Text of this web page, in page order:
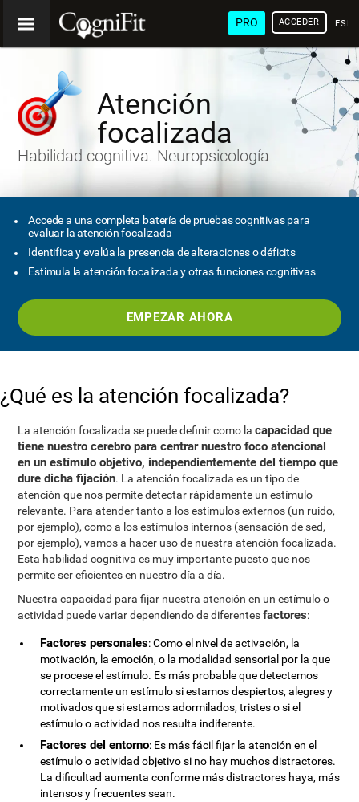
PRO ACCEDER
Atención
focalizada
Habilidad cognitiva. Neuropsicología
Accede a una completa batería de pruebas cognitivas para
evaluar la atención focalizada
Identifica y evalúa la presencia de alteraciones o déficits
Estimula la atención focalizada y otras funciones cognitivas
EMPEZAR AHORA
¿Qué es la atención focalizada?
La atención focalizada se puede definir como lacapacidad que
tiene nuestro cerebro para centrar nuestro foco atencional
en un estímulo objetivo, independientemente del tiempo que
dure dicha fijación. La atención focalizada es un tipo de
atención que nos permite detectar rápidamente un estímulo
relevante. Para atender tanto a los estímulos externos (un ruido,
por ejemplo), como a los estímulos internos (sensación de sed,
por ejemplo), vamos a hacer uso de nuestra atención focalizada.
Esta habilidad cognitiva es muy importante puesto que nos
permite ser eficientes en nuestro día a día.
Nuestra capacidad para fijar nuestra atención en un estímulo o
actividad puede variar dependiendo de diferentesfactores:
Factores personales: Como el nivel de activación, la
motivación, la emoción, o la modalidad sensorial por la que
se procese el estímulo. Es más probable que detectemos
correctamente un estímulo si estamos despiertos, alegres y
motivados que si estamos adormilados, tristes o si el
estímulo o actividad nos resulta indiferente.
Factores del entorno: Es más fácil fijar la atención en el
estímulo o actividad objetivo si no hay muchos distractores.
La dificultad aumenta conforme más distractores haya, más
intensos y frecuentes sean.